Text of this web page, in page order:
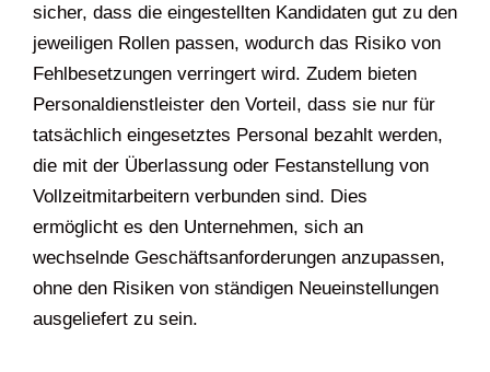
sicher, dass die eingestellten Kandidaten gut zu den
jeweiligen Rollen passen, wodurch das Risiko von
Fehlbesetzungen verringert wird. Zudem bieten
Personaldienstleister den Vorteil, dass sie nur für
tatsächlich eingesetztes Personal bezahlt werden,
die mit der Überlassung oder Festanstellung von
Vollzeitmitarbeitern verbunden sind. Dies
ermöglicht es den Unternehmen, sich an
wechselnde Geschäftsanforderungen anzupassen,
ohne den Risiken von ständigen Neueinstellungen
ausgeliefert zu sein.